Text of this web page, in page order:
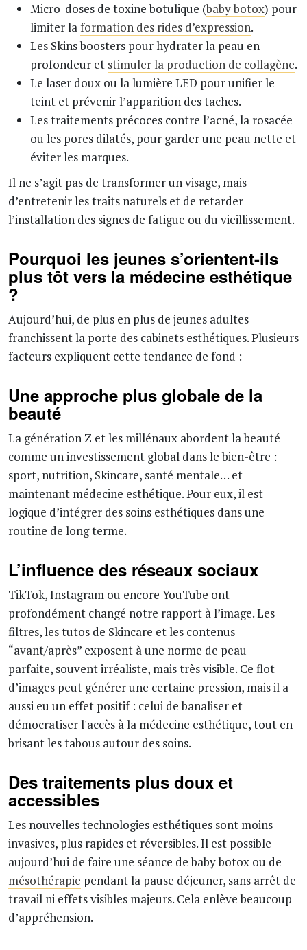
Micro-doses de toxine botulique (baby botox) pour
limiter laformation des rides d’expression.
Les Skins boosters pour hydrater la peau en
profondeur et stimuler la production de collagène.
Le laser doux ou la lumière LED pour unifier le
teint et prévenir l’apparition des taches.
Les traitements précoces contre l’acné, la rosacée
ou les pores dilatés, pour garder une peau nette et
éviter les marques.
Il ne s’agit pas de transformer un visage, mais
d’entretenir les traits naturels et de retarder
l’installation des signes de fatigue ou du vieillissement.
Pourquoi les jeunes s’orientent-ils
plus tôt vers la médecine esthétique
?
Aujourd’hui, de plus en plus de jeunes adultes
franchissent la porte des cabinets esthétiques. Plusieurs
facteurs expliquent cette tendance de fond :
Une approche plus globale de la
beauté
La génération Z et les millénaux abordent la beauté
comme un investissement global dans le bien-être :
sport, nutrition, Skincare, santé mentale… et
maintenant médecine esthétique. Pour eux, il est
logique d’intégrer des soins esthétiques dans une
routine de long terme.
L’influence des réseaux sociaux
TikTok, Instagram ou encore YouTube ont
profondément changé notre rapport à l’image. Les
filtres, les tutos de Skincare et les contenus
“avant/après” exposent à une norme de peau
parfaite, souvent irréaliste, mais très visible. Ce flot
d’images peut générer une certaine pression, mais il a
aussi eu un effet positif : celui de banaliser et
démocratiser l'accès à la médecine esthétique, tout en
brisant les tabous autour des soins.
Des traitements plus doux et
accessibles
Les nouvelles technologies esthétiques sont moins
invasives, plus rapides et réversibles. Il est possible
aujourd’hui de faire une séance de baby botox ou de
mésothérapie pendant la pause déjeuner, sans arrêt de
travail ni effets visibles majeurs. Cela enlève beaucoup
d’appréhension.